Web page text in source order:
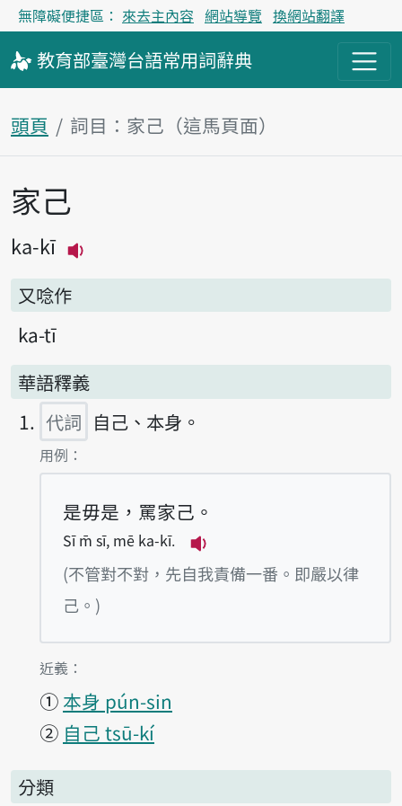
無障礙便捷區： 來去主內容 網站導覽 換網站翻譯
教育部臺灣台語常用詞辭典
頭頁 詞目：家己（這馬頁面）
主內容區
家己
ka-kī
又唸作
ka-tī
華語釋義
代詞 自己、本身。
第1項釋義的
用例：
是毋是，罵家己。
Sī m̄ sī, mē ka-kī.
播放例句Sī m̄ sī, mē ka-
(不管對不對，先自我責備一番。即嚴以律
己。)
第1項釋義的
近義：
① 本身 pún-sin
② 自己 tsū-kí
分類